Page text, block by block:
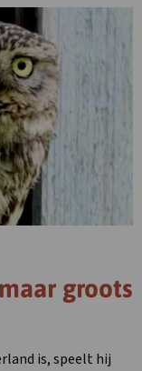
tabblad
groots
is, speelt hij